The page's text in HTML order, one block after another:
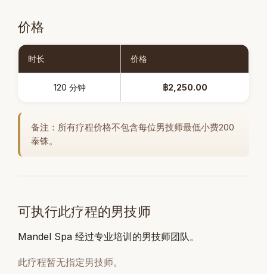
价格
时长 价格
120 分钟 ฿2,250.00
备注：所有疗程价格不包含每位男技师最低小费200
泰铢。
可执行此疗程的男技师
Mandel Spa 经过专业培训的男技师团队。
此疗程暂无指定男技师。